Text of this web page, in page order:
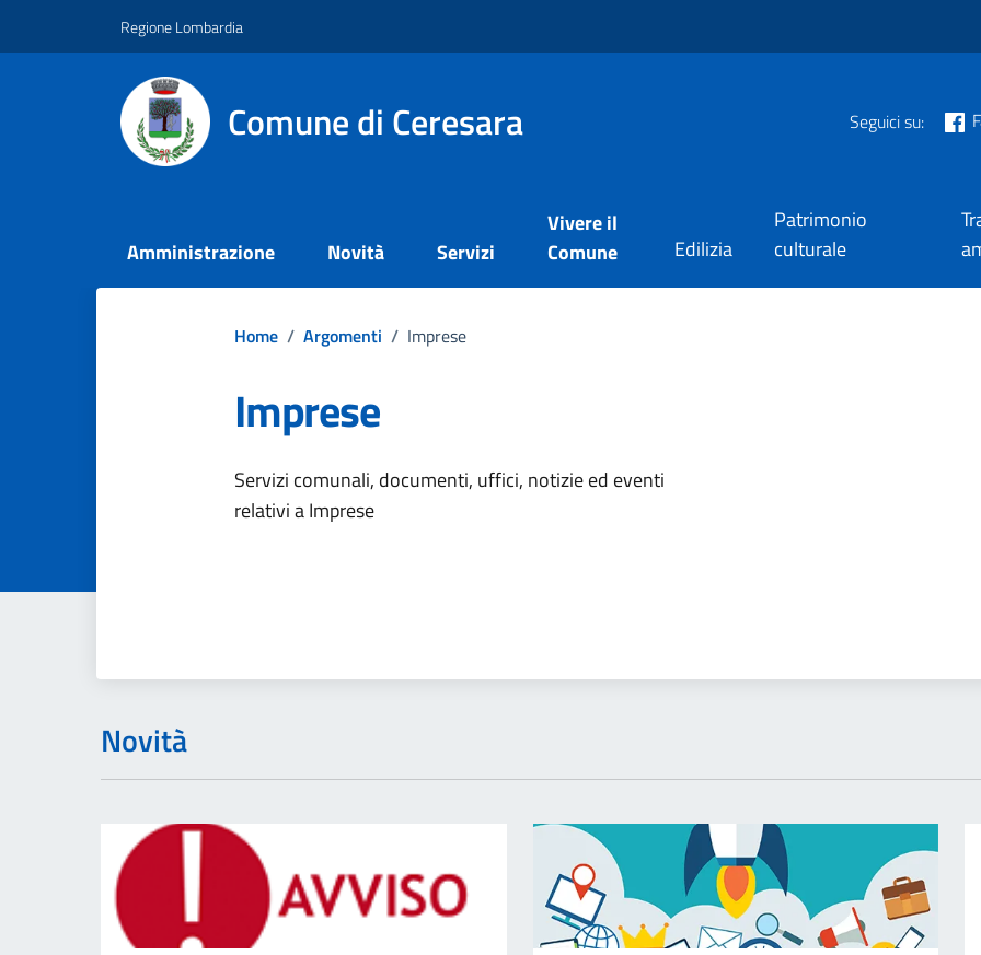
Regione Lombardia
Comune di Ceresara Seguici su:
Amministrazione Novità Servizi
Vivere il
Comune
Edilizia
Patrimonio
culturale
Home / Argomenti / Imprese
Imprese
Dettagli dell'argomento
Servizi comunali, documenti, uffici, notizie ed eventi
relativi a Imprese
Novità